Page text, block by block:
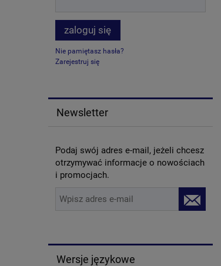
zaloguj się
Nie pamiętasz hasła?
Zarejestruj się
Newsletter
Podaj swój adres e-mail, jeżeli chcesz
otrzymywać informacje o nowościach
i promocjach.
Wersje językowe